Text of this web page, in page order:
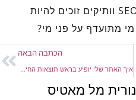
האם רק אתרים מקודמי SEO וותיקים זוכים להיות
הכתבה הבאה
איך האתר שלי יופיע בראש תוצאות החיפוש של גוגל?
נורית מל מאטיס